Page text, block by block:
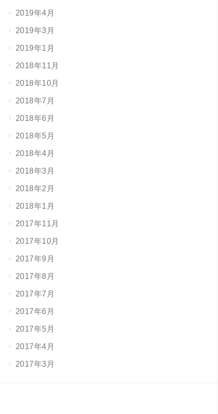
2019年4月
2019年3月
2019年1月
2018年11月
2018年10月
2018年7月
2018年6月
2018年5月
2018年4月
2018年3月
2018年2月
2018年1月
2017年11月
2017年10月
2017年9月
2017年8月
2017年7月
2017年6月
2017年5月
2017年4月
2017年3月